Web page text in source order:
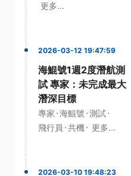
更多...
2026-03-12 19:47:59
海鯤號1週2度潛航測
試 專家：未完成最大
潛深目標
專家 ·海鯤號 ·測試·
飛行員 ·共機 · 更多...
2026-03-10 19:48:23